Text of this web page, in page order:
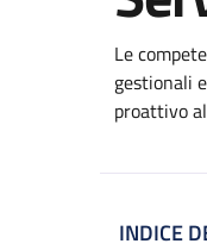
Le
gestionali
proattivo
INDICE